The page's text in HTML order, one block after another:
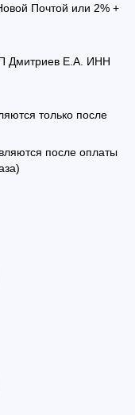
Почтой или 2% +
Дмитриев Е.А. ИНН
только после
после оплаты